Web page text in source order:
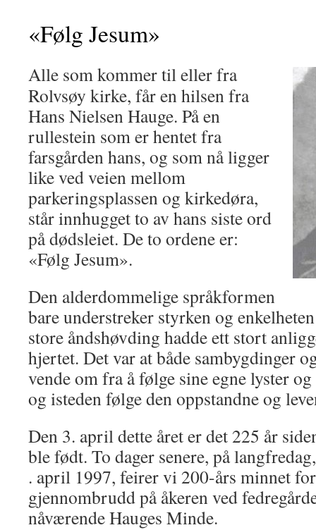
«Følg Jesum»
Alle som kommer til eller fra
Rolvsøy kirke, får en hilsen fra
Hans Nielsen Hauge. På en
rullestein som er hentet fra
farsgården hans, og som nå ligger
like ved veien mellom
parkeringsplas­sen og kirkedøra,
står innhugget to av hans siste ord
på dødsleiet. De to ordene er:
«Følg Jesum».
Den alderdommelige språkformen
bare understreker styrken og
store åndshøvding hadde ett stort
hjertet. Det var at både sambygdinger
vende om fra å følge sine egne lyster
og isteden følge den oppstandne og
Den 3. april dette året er det 225 år
ble født. To dager senere, på
. april 1997, fei­rer vi 200-års minnet
gjennombrudd på åkeren ved
nåværende Hauges Minde.